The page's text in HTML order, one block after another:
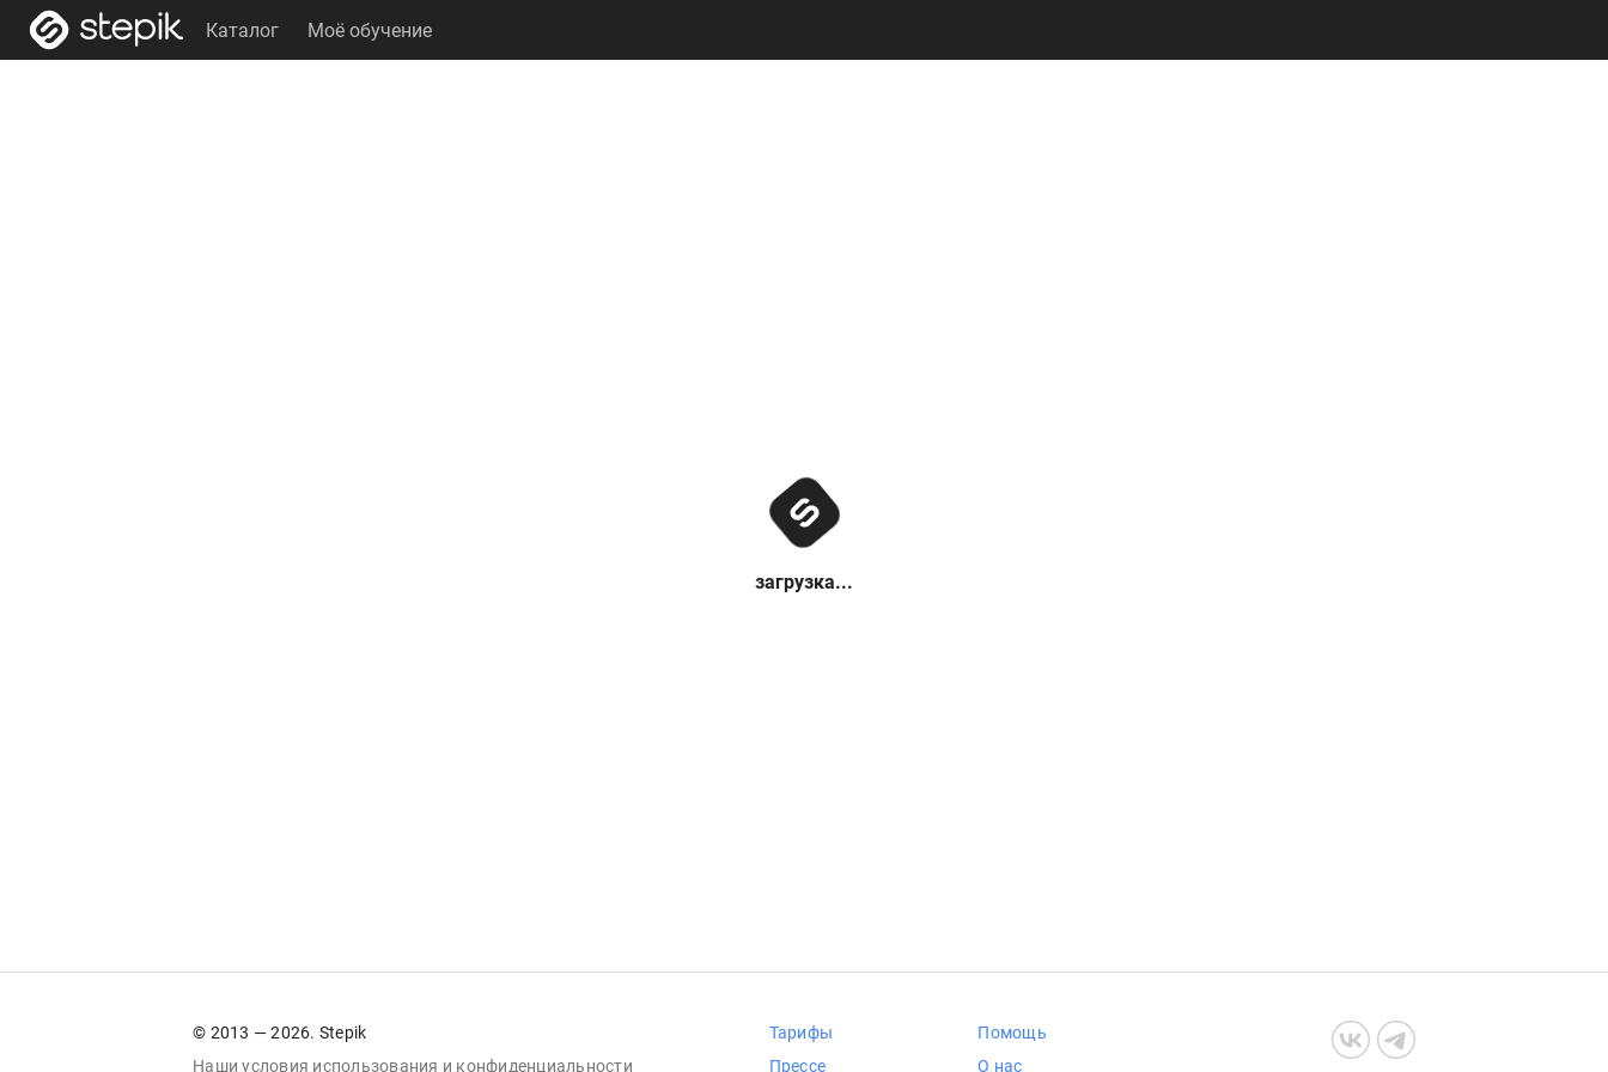
Каталог Моё обучение
загрузка...
© 2013 — 2026. Stepik
Наши условия использования и конфиденциальности
Тарифы
Прессе
Помощь
О нас